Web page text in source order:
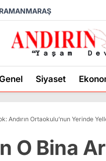
Siyaset
Andırın Ortaokulu’nun Yerinde
O Bina